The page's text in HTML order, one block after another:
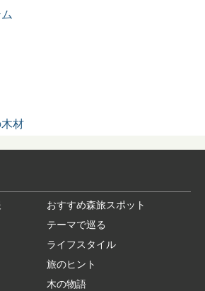
材
おすすめ森旅スポット
テーマで巡る
ライフスタイル
旅のヒント
木の物語